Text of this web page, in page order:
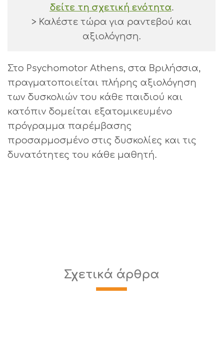
δείτε τη σχετική ενότητα.
> Καλέστε τώρα για ραντεβού και
αξιολόγηση.
Στο Psychomotor Athens, στα Βριλήσσια,
πραγματοποιείται πλήρης αξιολόγηση
των δυσκολιών του κάθε παιδιού και
κατόπιν δομείται εξατομικευμένο
πρόγραμμα παρέμβασης
προσαρμοσμένο στις δυσκολίες και τις
δυνατότητες του κάθε μαθητή.
Σχετικά άρθρα